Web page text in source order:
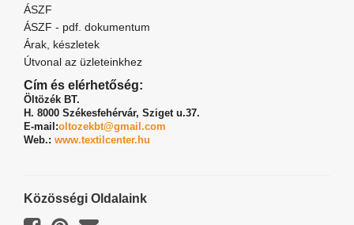
ÁSZF
ÁSZF - pdf. dokumentum
Árak, készletek
Útvonal az üzleteinkhez
Cím és elérhetőség:
Öltözék BT.
H. 8000 Székesfehérvár, Sziget u.37.
E-mail:oltozekbt@gmail.com
Web.: www.textilcenter.hu
Közösségi Oldalaink